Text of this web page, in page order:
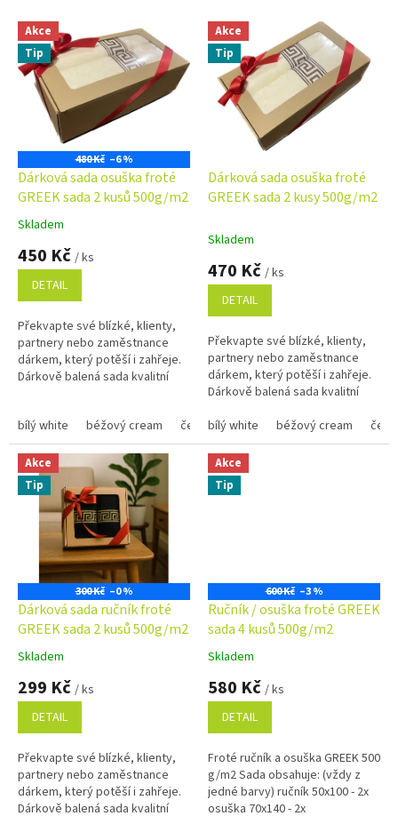
p
Akce
Tip
480 Kč –6 %
Dárková sada osuška froté
GREEK sada 2 kusů 500g/m2
Průměrné
hodnocení
produktu
5,0
5
hvězdiček.
Skladem
450 Kč / ks
DETAIL
Překvapte své blízké, klienty,
partnery nebo zaměstnance
dárkem, který potěší i zahřeje.
Dárkově balená sada kvalitní
bílý white
béžový cream černý black tmavě modrý navy
Akce
Tip
Dárková sada osuška froté
GREEK sada 2 kusy 500g/m2
Skladem
470 Kč / ks
DETAIL
Překvapte své blízké, klienty,
partnery nebo zaměstnance
dárkem, který potěší i zahřeje.
Dárkově balená sada kvalitní
praktická, ale i stylová....
bílý white béžový cream
Akce
Tip
300 Kč –0 %
Dárková sada ručník froté
GREEK sada 2 kusů 500g/m2
Průměrné
hodnocení
produktu
5,0
5
hvězdiček.
Skladem
299 Kč / ks
DETAIL
Překvapte své blízké, klienty,
partnery nebo zaměstnance
dárkem, který potěší i zahřeje.
Dárkově balená sada kvalitní
Akce
Tip
600 Kč –3 %
Ručník / osuška froté GREEK
sada 4 kusů 500g/m2
Průměrné
hodnocení
produktu
5,0
5
hvězdiček.
Skladem
580 Kč / ks
DETAIL
Froté ručník a osuška GREEK 500
g/m2 Sada obsahuje: (vždy z
jedné barvy) ručník 50x100 - 2x
osuška 70x140 - 2x